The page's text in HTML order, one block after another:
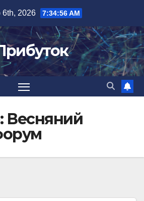
6th, 2026 7:34:56 AM
Весняний